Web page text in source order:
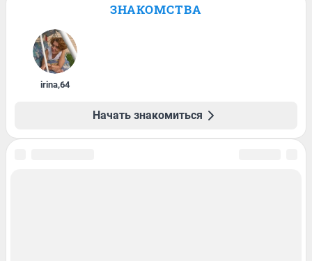
ЗНАКОМСТВА
irina,64
Начать знакомиться